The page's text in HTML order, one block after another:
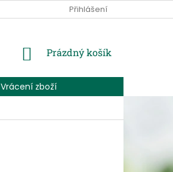
KONTAKTUJTE NÁSPřihlášení
NÁKUPNÍ
Prázdný košík
Vrácení zboží